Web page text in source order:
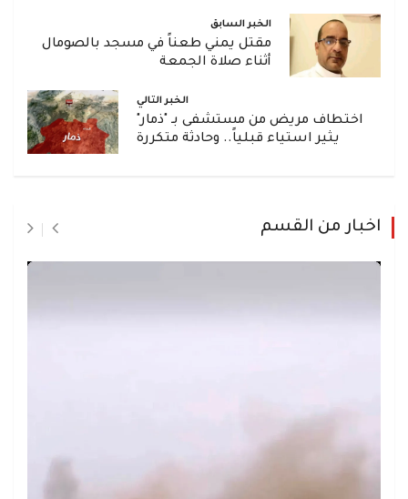
الخبر السابق
مقتل يمني طعناً في مسجد بالصومال
أثناء صلاة الجمعة
الخبر التالي
اختطاف مريض من مستشفى بـ "ذمار"
يثير استياء قبلياً.. وحادثة متكررة
اخبار من القسم